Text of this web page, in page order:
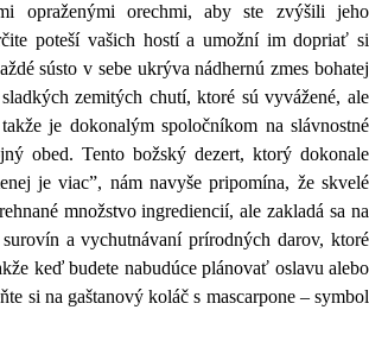
opraženými orechmi, aby ste zvýšili jeho
poteší vašich hostí a umožní im dopriať si
sústo v sebe ukrýva nádhernú zmes bohatej
zemitých chutí, ktoré sú vyvážené, ale
je dokonalým spoločníkom na slávnostné
obed. Tento božský dezert, ktorý dokonale
je viac”, nám navyše pripomína, že skvelé
množstvo ingrediencií, ale zakladá sa na
a vychutnávaní prírodných darov, ktoré
keď budete nabudúce plánovať oslavu alebo
si na gaštanový koláč s mascarpone – symbol